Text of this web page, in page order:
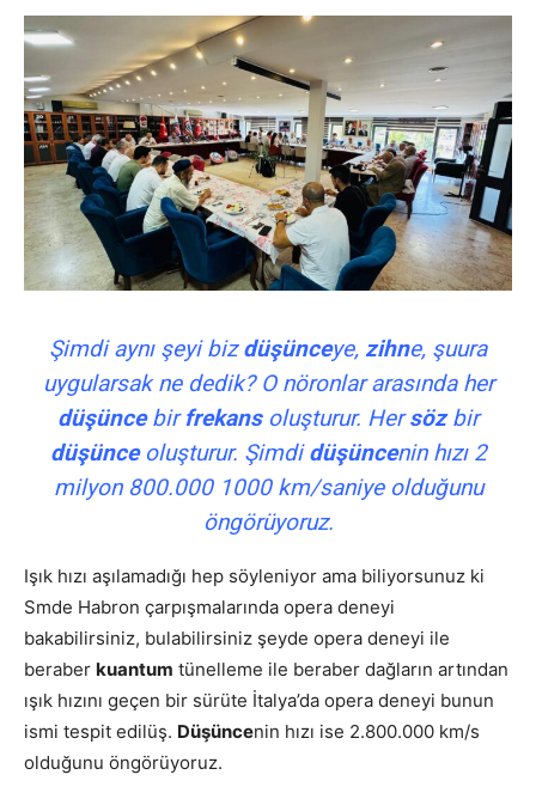
Şimdi aynı şeyi bizdüşünceye, zihne, şuura
uygularsak ne dedik? O nöronlar arasında her
düşüncebirfrekansoluşturur. Hersözbir
düşünceoluşturur. Şimdidüşüncenin hızı 2
milyon 800.000 1000 km/saniye olduğunu
öngörüyoruz.
Işık hızı aşılamadığı hep söyleniyor ama biliyorsunuz ki
Smde Habron çarpışmalarında opera deneyi
bakabilirsiniz, bulabilirsiniz şeyde opera deneyi ile
beraber kuantum tünelleme ile beraber dağların artından
ışık hızını geçen bir sürüte İtalya’da opera deneyi bunun
ismi tespit edilüş. Düşüncenin hızı ise 2.800.000 km/s
olduğunu öngörüyoruz.